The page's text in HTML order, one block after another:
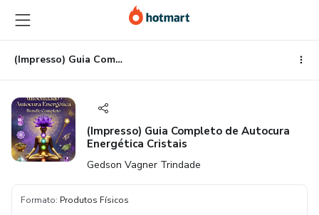
para
o
conteúdo
principal
para
o
pagamento
para
o
rodapé
(Impresso) Guia Completo de Autocura Energética Cristais
(Impresso) Guia Completo de Autocura
Energética Cristais
Gedson Vagner Trindade
Formato: Produtos Físicos